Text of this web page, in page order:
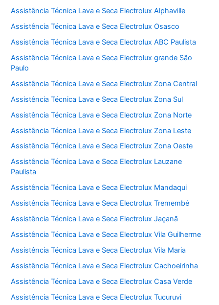
Assistência Técnica Lava e Seca Electrolux Alphaville
Assistência Técnica Lava e Seca Electrolux Osasco
Assistência Técnica Lava e Seca Electrolux ABC Paulista
Assistência Técnica Lava e Seca Electrolux grande São
Paulo
Assistência Técnica Lava e Seca Electrolux Zona Central
Assistência Técnica Lava e Seca Electrolux Zona Sul
Assistência Técnica Lava e Seca Electrolux Zona Norte
Assistência Técnica Lava e Seca Electrolux Zona Leste
Assistência Técnica Lava e Seca Electrolux Zona Oeste
Assistência Técnica Lava e Seca Electrolux Lauzane
Paulista
Assistência Técnica Lava e Seca Electrolux Mandaqui
Assistência Técnica Lava e Seca Electrolux Tremembé
Assistência Técnica Lava e Seca Electrolux Jaçanã
Assistência Técnica Lava e Seca Electrolux Vila Guilherme
Assistência Técnica Lava e Seca Electrolux Vila Maria
Assistência Técnica Lava e Seca Electrolux Cachoeirinha
Assistência Técnica Lava e Seca Electrolux Casa Verde
Assistência Técnica Lava e Seca Electrolux Tucuruvi